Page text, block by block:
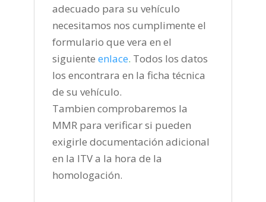
adecuado para su vehículo
necesitamos nos cumplimente el
formulario que vera en el
siguiente enlace. Todos los datos
los encontrara en la ficha técnica
de su vehículo.
Tambien comprobaremos la
MMR para verificar si pueden
exigirle documentación adicional
en la ITV a la hora de la
homologación.